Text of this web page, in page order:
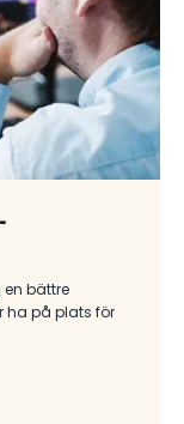
en bättre
ha på plats för